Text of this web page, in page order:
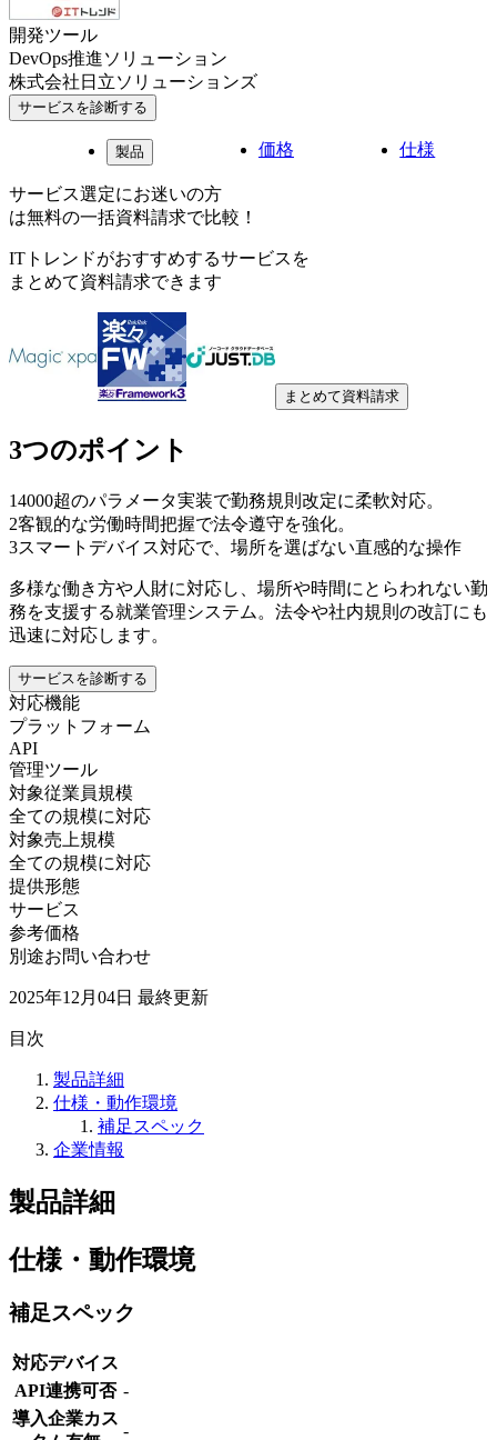
開発ツール
DevOps推進ソリューション
株式会社日立ソリューションズ
サービスを診断する
製品 価格 仕様
サービス選定にお迷いの方
は無料の一括資料請求で比較！
ITトレンドがおすすめするサービスを
まとめて資料請求できます
まとめて資料請求
3つのポイント
14000超のパラメータ実装で勤務規則改定に柔軟対応。
2客観的な労働時間把握で法令遵守を強化。
3スマートデバイス対応で、場所を選ばない直感的な操作
多様な働き方や人財に対応し、場所や時間にとらわれない勤
務を支援する就業管理システム。法令や社内規則の改訂にも
迅速に対応します。
サービスを診断する
対応機能
プラットフォーム
API
管理ツール
対象従業員規模
全ての規模に対応
対象売上規模
全ての規模に対応
提供形態
サービス
参考価格
別途お問い合わせ
2025年12月04日 最終更新
目次
製品詳細
仕様・動作環境
補足スペック
企業情報
製品詳細
仕様・動作環境
補足スペック
対応デバイス
API連携可否 -
導入企業カス
-